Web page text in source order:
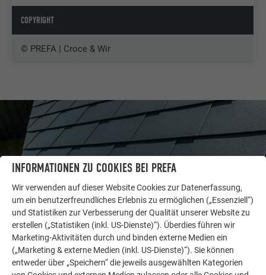
COPYRIGHT
© PREFA | Croce & Wir
LASSEN SIE SICH INSPIRIEREN
WEITERE OBJEKTE
INFORMATIONEN ZU COOKIES BEI PREFA
Wir verwenden auf dieser Website Cookies zur Datenerfassung,
um ein benutzerfreundliches Erlebnis zu ermöglichen („Essenziell“)
und Statistiken zur Verbesserung der Qualität unserer Website zu
erstellen („Statistiken (inkl. US-Dienste)“). Überdies führen wir
Marketing-Aktivitäten durch und binden externe Medien ein
(„Marketing & externe Medien (inkl. US-Dienste)“). Sie können
entweder über „Speichern“ die jeweils ausgewählten Kategorien